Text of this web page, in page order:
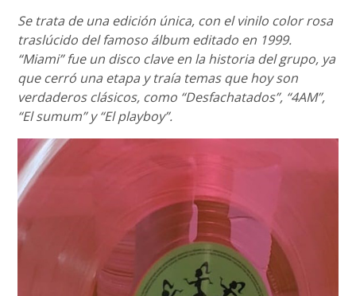
Se trata de una edición única, con el vinilo color rosa
traslúcido del famoso álbum editado en 1999.
“Miami” fue un disco clave en la historia del grupo, ya
que cerró una etapa y traía temas que hoy son
verdaderos clásicos, como “Desfachatados”, “4AM”,
“El sumum” y “El playboy”.